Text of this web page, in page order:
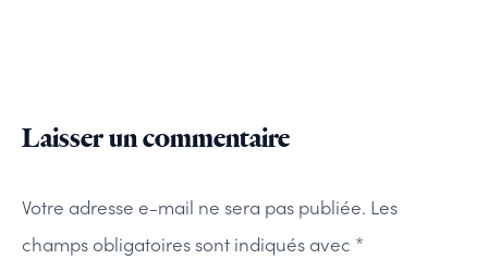
Laisser un commentaire
Votre adresse e-mail ne sera pas publiée. Les
champs obligatoires sont indiqués avec *